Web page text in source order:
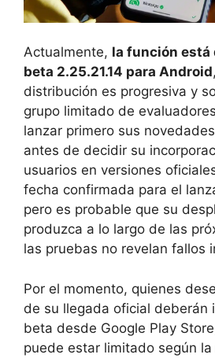
Actualmente, la función está
beta 2.25.21.14 para Android
distribución es progresiva y
grupo limitado de
lanzar primero sus
antes de decidir su
usuarios en versiones
fecha confirmada para el
pero es probable que su
produzca a lo largo de las
las pruebas no revelan fallos
Por el momento, quienes
de su llegada oficial deberán
beta desde Google Play
puede estar limitado según